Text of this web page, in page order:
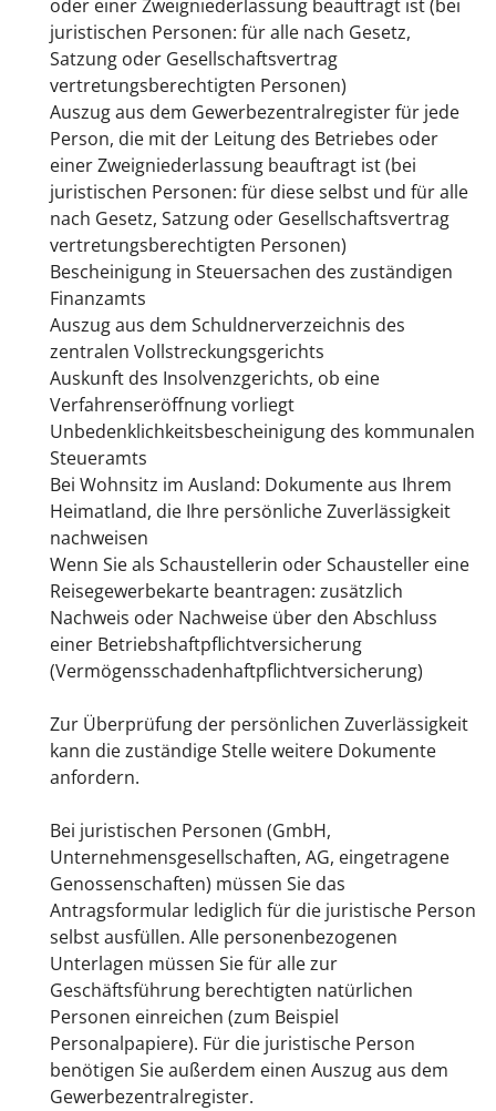
oder einer Zweigniederlassung beauftragt ist (bei
juristischen Personen: für alle nach Gesetz,
Satzung oder Gesellschaftsvertrag
vertretungsberechtigten Personen)
Auszug aus dem Gewerbezentralregister für jede
Person, die mit der Leitung des Betriebes oder
einer Zweigniederlassung beauftragt ist (bei
juristischen Personen: für diese selbst und für alle
nach Gesetz, Satzung oder Gesellschaftsvertrag
vertretungsberechtigten Personen)
Bescheinigung in Steuersachen des zuständigen
Finanzamts
Auszug aus dem Schuldnerverzeichnis des
zentralen Vollstreckungsgerichts
Auskunft des Insolvenzgerichts, ob eine
Verfahrenseröffnung vorliegt
Unbedenklichkeitsbescheinigung des kommunalen
Steueramts
Bei Wohnsitz im Ausland: Dokumente aus Ihrem
Heimatland, die Ihre persönliche Zuverlässigkeit
nachweisen
Wenn Sie als Schaustellerin oder Schausteller eine
Reisegewerbekarte beantragen: zusätzlich
Nachweis oder Nachweise über den Abschluss
einer Betriebshaftpflichtversicherung
(Vermögensschadenhaftpflichtversicherung)
Zur Überprüfung der persönlichen Zuverlässigkeit
kann die zuständige Stelle weitere Dokumente
anfordern.
Bei juristischen Personen (GmbH,
Unternehmensgesellschaften, AG, eingetragene
Genossenschaften) müssen Sie das
Antragsformular lediglich für die juristische Person
selbst ausfüllen. Alle personenbezogenen
Unterlagen müssen Sie für alle zur
Geschäftsführung berechtigten natürlichen
Personen einreichen (zum Beispiel
Personalpapiere). Für die juristische Person
benötigen Sie außerdem einen Auszug aus dem
Gewerbezentralregister.